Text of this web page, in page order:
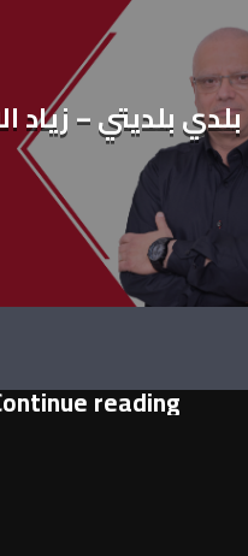
بلدي بلديتي – زياد
reading